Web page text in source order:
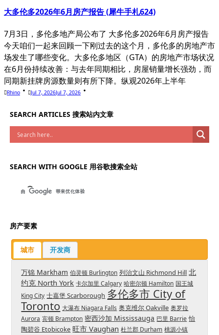
大多伦多2026年6月房产报告 (犀牛手札624)
7月3日，多伦多地产局公布了 大多伦多2026年6月房产报告
今天咱们一起来回顾一下刚过去的这个月，多伦多的房地产市
场发生了哪些变化。大多伦多地区（GTA）的房地产市场状况
在6月份持续改善：与去年同期相比，房屋销量增长强劲，而
同期新挂牌房源数量则有所下降。纵观2026年上半年
Rhino Jul 7, 2026Jul 7, 2026
SEARCH ARTICLES 搜索站内文章
SEARCH WITH GOOGLE 用谷歌搜索全站
房产要素
城市 开发商
万锦 Markham 伯灵顿 Burlington 列治文山 Richmond Hill 北
约克 North York 卡尔加里 Calgary 哈密尔顿 Hamilton 国王城
King City 士嘉堡 Scarborough 多伦多市 City of
Toronto 大瀑布 Niagara Falls 奥克维尔 Oakville 奥罗拉
Aurora 宾顿 Brampton 密西沙加 Mississauga 巴里 Barrie 怡
陶碧谷 Etobicoke 旺市 Vaughan 杜兰郡 Durham 桃源小镇